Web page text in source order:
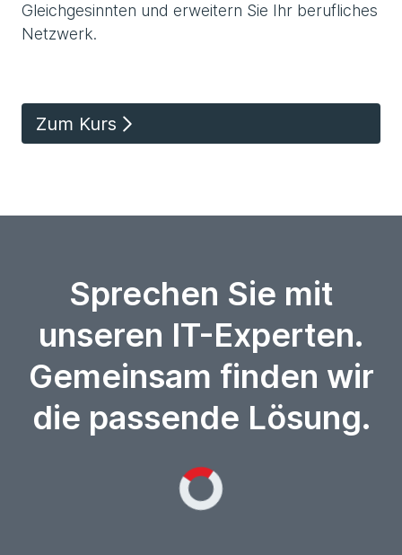
Gleichgesinnten und erweitern Sie Ihr berufliches
Netzwerk.
Zum Kurs
Sprechen Sie mit
unseren IT-Experten.
Gemeinsam finden wir
die passende Lösung.